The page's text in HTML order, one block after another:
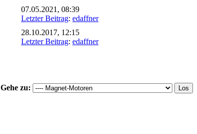
07.05.2021, 08:39
Letzter Beitrag: edaffner
28.10.2017, 12:15
Letzter Beitrag: edaffner
Gehe zu: